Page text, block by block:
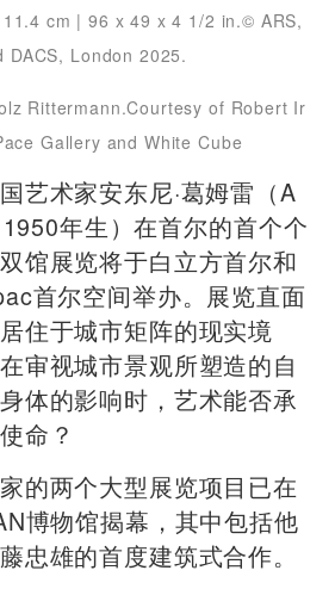
cm | 96 x 49 x 4 1/2 in.© ARS,
DACS, London 2025.
Rittermann.Courtesy of Robert Ir
Gallery and White Cube
艺术家安东尼·葛姆雷（A
年生）在首尔的首个个
馆展览将于白立方首尔和
首尔空间举办。展览直面
住于城市矩阵的现实境
审视城市景观所塑造的自
体的影响时，艺术能否承
命？
的两个大型展览项目已在
博物馆揭幕，其中包括他
忠雄的首度建筑式合作。